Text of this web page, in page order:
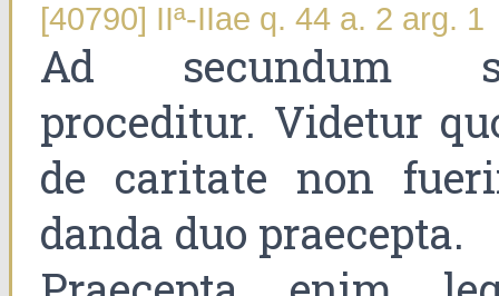
[40790] IIª-IIae q. 44 a. 2 arg. 1
Ad secundum
proceditur. Videtur
de caritate non
danda duo praecepta.